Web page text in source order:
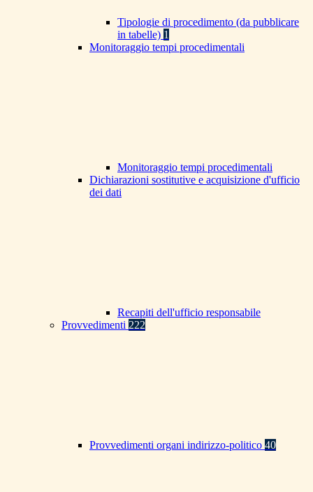
Tipologie di procedimento (da pubblicare
in tabelle) 1
Monitoraggio tempi procedimentali
Monitoraggio tempi procedimentali
Dichiarazioni sostitutive e acquisizione d'ufficio
dei dati
Recapiti dell'ufficio responsabile
Provvedimenti 222
Provvedimenti organi indirizzo-politico 40